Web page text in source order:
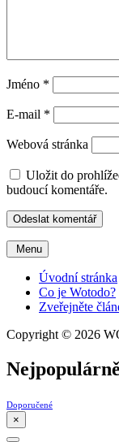
Jméno *
E-mail *
Webová stránka
Uložit do
budoucí komentáře.
Menu
Úvodní stránka
Co je Wotodo?
Zveřejněte
Copyright © 2026
Doporučené
×